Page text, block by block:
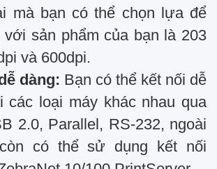
mà bạn có thể chọn lựa để
với sản phẩm của bạn là 203
và 600dpi.
dàng: Bạn có thể kết nối dễ
các loại máy khác nhau qua
2.0, Parallel, RS-232, ngoài
có thể sử dụng kết nối